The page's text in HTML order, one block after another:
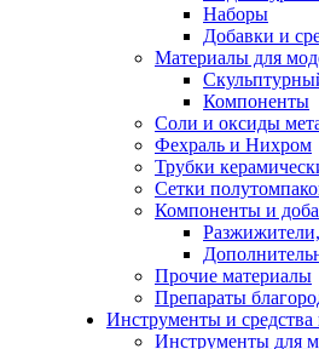
Наборы
Добавки и
Материалы для
Компоненты
Соли и оксиды
Фехраль и Нихром
Трубки
Сетки
Компоненты и
Разжижители,
Прочие материалы
Препараты
Инструменты и средства
Инструменты для